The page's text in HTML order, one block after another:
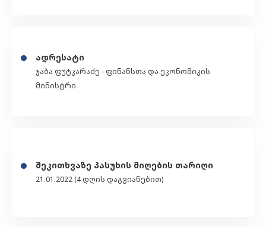
ადრესატი
ჯაბა ფუტკარაძე - ფინანსთა და ეკონომიკის
მინისტრი
შეკითხვაზე პასუხის მიღების თარიღი
21.01.2022 (4 დღის დაგვიანებით)